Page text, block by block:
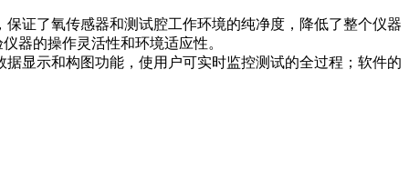
证了氧传感器和测试腔工作环境的纯净度，降低了整个仪器
器的操作灵活性和环境适应性。
显示和构图功能，使用户可实时监控测试的全过程；软件的